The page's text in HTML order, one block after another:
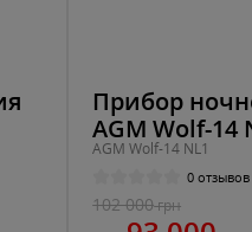
Прибор
AGM Wolf-14
AGM Wolf-14 NL1
0 отзывов
102 000грн